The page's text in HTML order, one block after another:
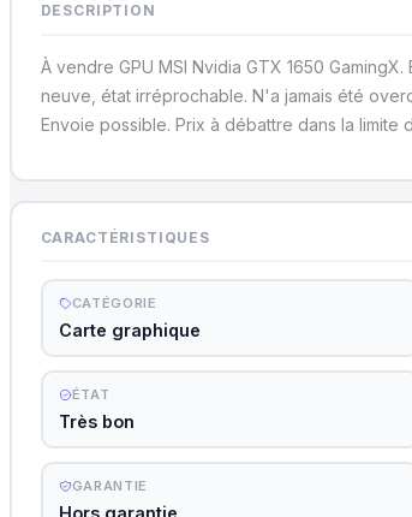
DESCRIPTION
À vendre GPU MSI Nvidia GTX 1650
neuve, état irréprochable. N'a jamais été
Envoie possible. Prix à débattre dans la limite
CARACTÉRISTIQUES
CATÉGORIE
Carte graphique
ÉTAT
Très bon
GARANTIE